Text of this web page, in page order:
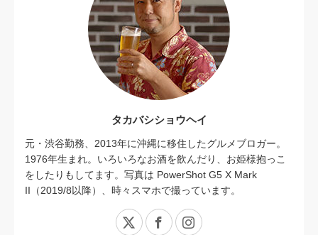
タカバシショウヘイ
元・渋谷勤務、2013年に沖縄に移住したグルメブロガー。
1976年生まれ。いろいろなお酒を飲んだり、お姫様抱っこ
をしたりもしてます。写真は PowerShot G5 X Mark
II（2019/8以降）、時々スマホで撮っています。
X FacebookInstagram